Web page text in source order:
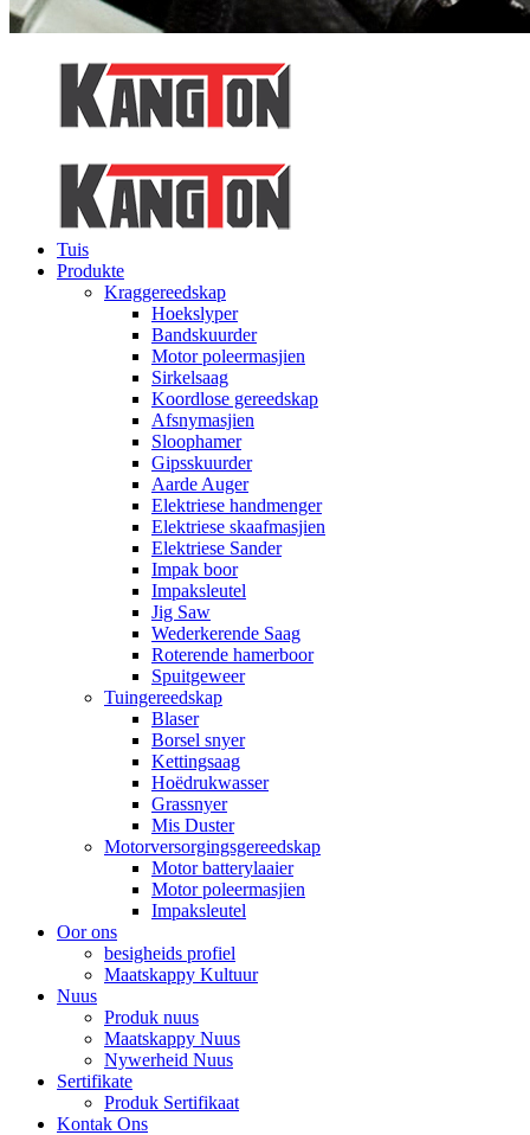
Tuis
Produkte
Kraggereedskap
Hoekslyper
Bandskuurder
Motor poleermasjien
Sirkelsaag
Koordlose gereedskap
Afsnymasjien
Sloophamer
Gipsskuurder
Aarde Auger
Elektriese handmenger
Elektriese skaafmasjien
Elektriese Sander
Impak boor
Impaksleutel
Jig Saw
Wederkerende Saag
Roterende hamerboor
Spuitgeweer
Tuingereedskap
Blaser
Borsel snyer
Kettingsaag
Hoëdrukwasser
Grassnyer
Mis Duster
Motorversorgingsgereedskap
Motor batterylaaier
Motor poleermasjien
Impaksleutel
Oor ons
besigheids profiel
Maatskappy Kultuur
Nuus
Produk nuus
Maatskappy Nuus
Nywerheid Nuus
Sertifikate
Produk Sertifikaat
Kontak Ons